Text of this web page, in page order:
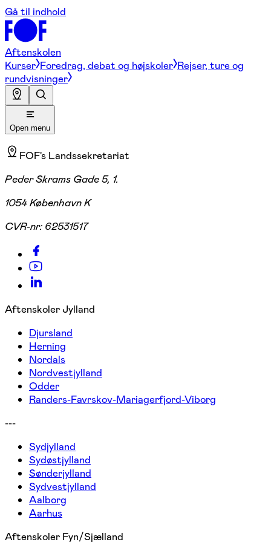
Gå til indhold
Aftenskolen
Kurser Foredrag, debat og højskoler Rejser, ture og
rundvisninger
Open menu
FOF's Landssekretariat
Peder Skrams Gade 5, 1.
1054 København K
CVR-nr: 62531517
Aftenskoler Jylland
Djursland
Herning
Nordals
Nordvestjylland
Odder
Randers-Favrskov-Mariagerfjord-Viborg
---
Sydjylland
Sydøstjylland
Sønderjylland
Sydvestjylland
Aalborg
Aarhus
Aftenskoler Fyn/Sjælland